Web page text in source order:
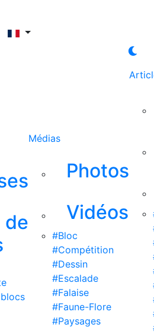
de
Médias
Photos
Vidéos
#Bloc
#Compétition
#Dessin
#Escalade
#Falaise
#Faune-Flore
#Paysages